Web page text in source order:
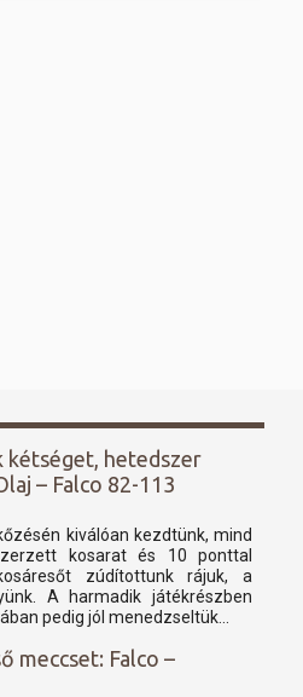
kétséget, hetedszer
– Falco 82-113
kiválóan kezdtünk, mind
kosarat és 10 ponttal
zúdítottunk rájuk, a
A harmadik játékrészben
pedig jól menedzseltük...
meccset: Falco –